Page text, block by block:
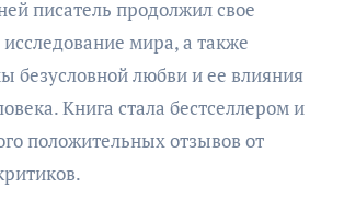
писатель продолжил свое
мира, а также
безусловной любви и ее влияния
Книга стала бестселлером и
положительных отзывов от